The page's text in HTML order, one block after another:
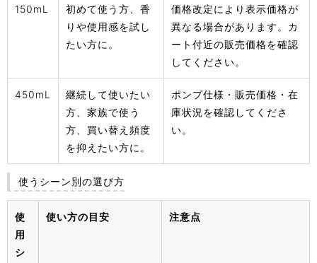
150mL
初めて使う方、香
りや使用感を試し
たい方に。
価格改定により表示価格が
異なる場合があります。カ
ート付近の販売価格を確認
してください。
450mL
継続して使いたい
方、家族で使う
方、買い替え頻度
を抑えたい方に。
ポンプ仕様・販売価格・在
庫状況を確認してくださ
い。
使うシーン別の選び方
使
用
シ
使い方の目安 注意点